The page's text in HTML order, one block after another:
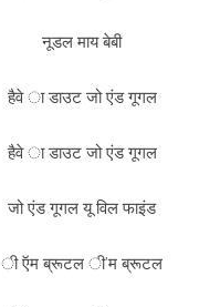
नूडल माय बेबी
हैवे ा डाउट जो एंड गूगल
हैवे ा डाउट जो एंड गूगल
जो एंड गूगल यू विल फाइंड
ी ऍम ब्रूटल ी’म ब्रूटल